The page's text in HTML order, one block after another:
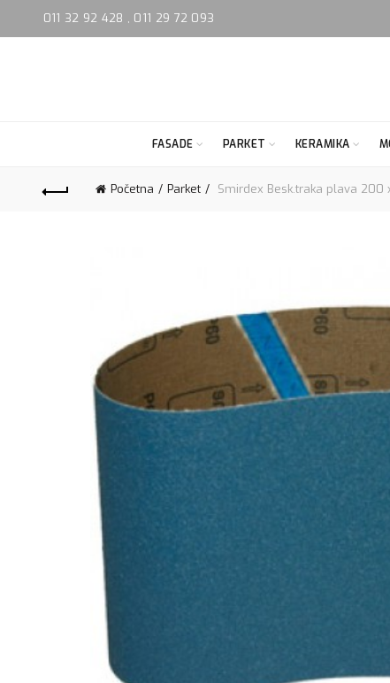
011 32 92 428 , 011 29 72 093
FASADE PARKET KERAMIKA
Početna Parket Smirdex Besk.traka plava 200